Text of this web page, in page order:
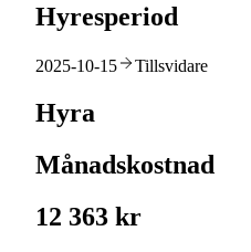
Hyresperiod
2025-10-15 Tillsvidare
Hyra
Månadskostnad
12 363 kr